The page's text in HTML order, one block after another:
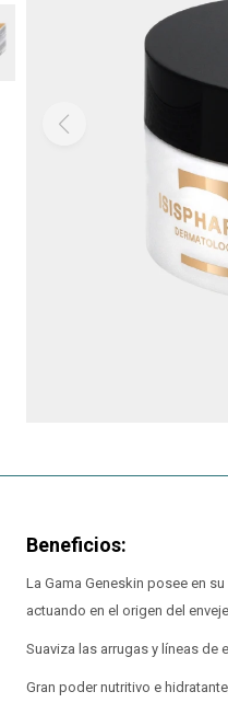
Beneficios:
La Gama Geneskin posee en
actuando en el origen del
Suaviza las arrugas y líneas de
Gran poder nutritivo e